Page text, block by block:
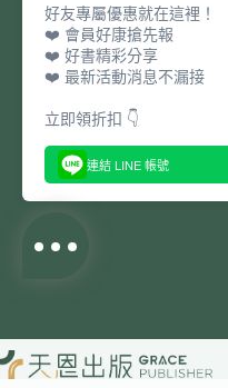
好友專屬優惠就在這裡！
❤️ 會員好康搶先報
❤️ 好書精彩分享
❤️ 最新活動消息不漏接
立即領折扣 👇
連結 LINE 帳號